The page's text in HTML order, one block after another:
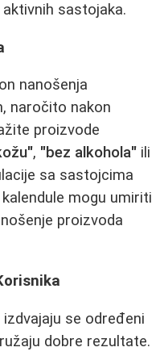
sastojaka.
nanošenja
naročito nakon
proizvode
, "bez alkohola" ili
sa sastojcima
mogu umiriti
proizvoda
se određeni
dobre rezultate.